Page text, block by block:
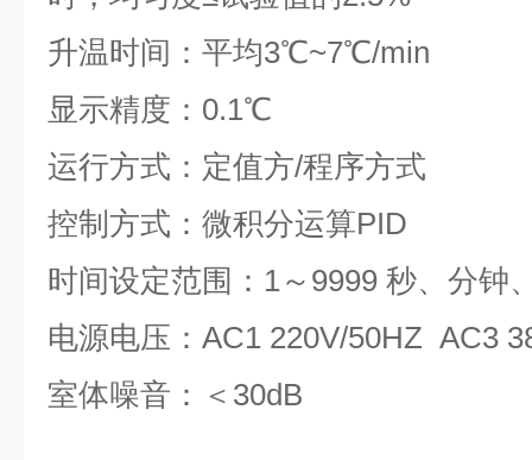
升温时间：平均3℃~7℃/min
显示精度： 0.1℃
运行方式：定值方/程序方式
控制方式：微积分运算PID
时间设定范围： 1～ 9999 秒、分钟
电源电压： AC1 220V/50HZ AC3
室体噪音：＜ 30dB